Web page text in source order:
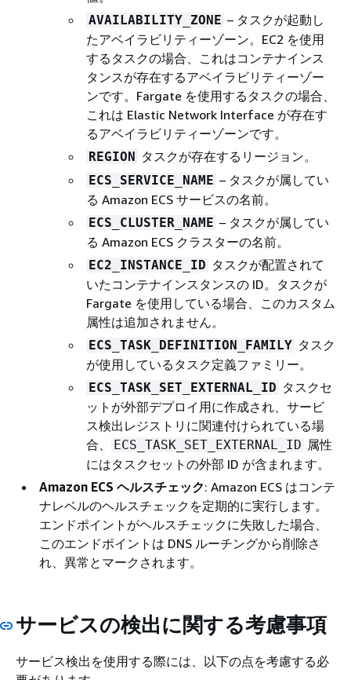
AVAILABILITY_ZONE – タスクが起動し
たアベイラビリティーゾーン。EC2 を使用
するタスクの場合、これはコンテナインス
タンスが存在するアベイラビリティーゾー
ンです。Fargate を使用するタスクの場合、
これは Elastic Network Interface が存在す
るアベイラビリティーゾーンです。
REGION タスクが存在するリージョン。
ECS_SERVICE_NAME – タスクが属してい
る Amazon ECS サービスの名前。
ECS_CLUSTER_NAME – タスクが属してい
る Amazon ECS クラスターの名前。
EC2_INSTANCE_ID タスクが配置されて
いたコンテナインスタンスの ID。タスクが
Fargate を使用している場合、このカスタム
属性は追加されません。
ECS_TASK_DEFINITION_FAMILY タスク
が使用しているタスク定義ファミリー。
ECS_TASK_SET_EXTERNAL_ID タスクセ
ットが外部デプロイ用に作成され、サービ
ス検出レジストリに関連付けられている場
合、
ECS_TASK_SET_EXTERNAL_ID 属性
にはタスクセットの外部 ID が含まれます。
Amazon ECS ヘルスチェック: Amazon ECS はコンテ
ナレベルのヘルスチェックを定期的に実行します。
エンドポイントがヘルスチェックに失敗した場合、
このエンドポイントは DNS ルーチングから削除さ
れ、異常とマークされます。
サービスの検出に関する考慮事項
サービス検出を使用する際には、以下の点を考慮する必